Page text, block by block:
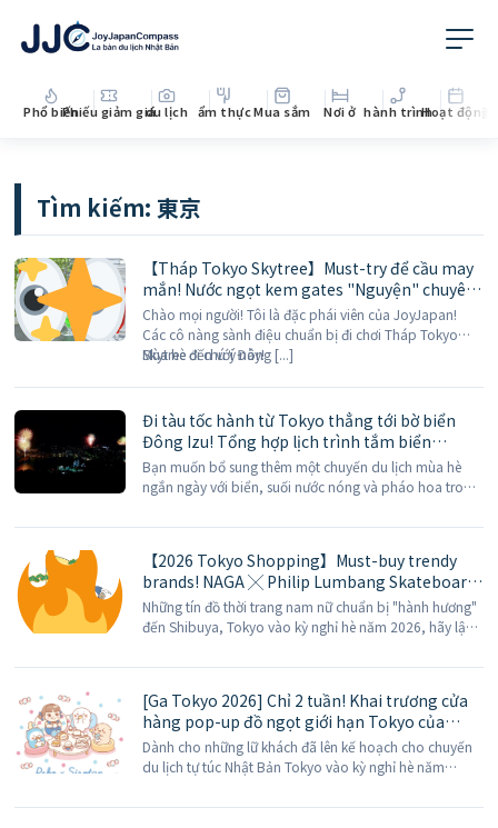
Phổ biếnPhiếu giảm giádu lịch ẩm thựcMua sắm Nơi ở hành trìnhHoạt động
Tìm kiếm:東京
【Tháp Tokyo Skytree】Must-try để cầu may
mắn! Nước ngọt kem gates "Nguyện" chuyên
cầu duyên, 5 màu cột ngũ sắc theo ý bạn
Chào mọi người! Tôi là đặc phái viên của JoyJapan!
Các cô nàng sành điệu chuẩn bị đi chơi Tháp Tokyo
Skytree ơi chú ý này!
Mùa hè đến với Đông [...]
Đi tàu tốc hành từ Tokyo thẳng tới bờ biển
Đông Izu! Tổng hợp lịch trình tắm biển
Atagawa, Inatori và pháo hoa đêm hè
Bạn muốn bổ sung thêm một chuyến du lịch mùa hè
ngắn ngày với biển, suối nước nóng và pháo hoa trong
tỉnh Shizuoka sẽ là một lựa chọn rất phù hợp. Từ tháng
【2026 Tokyo Shopping】Must-buy trendy
brands! NAGA ╳ Philip Lumbang Skateboard
Samurai Ukiyo-e Collaboration T-shirt on
sale
Những tín đồ thời trang nam nữ chuẩn bị "hành hương"
đến Shibuya, Tokyo vào kỳ nghỉ hè năm 2026, hãy lập
vào danh sách mua sắm "khủng" của bạn! Từ thương
[Ga Tokyo 2026] Chỉ 2 tuần! Khai trương cửa
hàng pop-up đồ ngọt giới hạn Tokyo của
Fujiya Milky & Sirotan
Dành cho những lữ khách đã lên kế hoạch cho chuyến
du lịch tự túc Nhật Bản Tokyo vào kỳ nghỉ hè năm
tại ga Tokyo, hãy thêm ngay ghi chú bí mật này vào